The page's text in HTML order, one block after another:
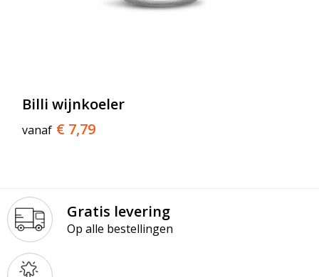
Billi wijnkoeler
vanaf € 7,79
Gratis levering
Op alle bestellingen